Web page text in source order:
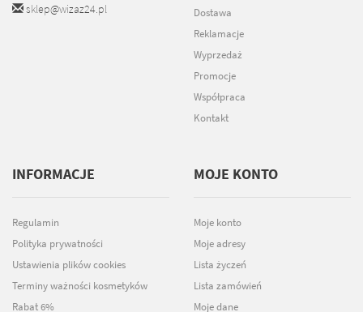
sklep@wizaz24.pl
Dostawa
Reklamacje
Wyprzedaż
Promocje
Współpraca
Kontakt
INFORMACJE
Regulamin
Polityka prywatności
Ustawienia plików cookies
Terminy ważności kosmetyków
Rabat 6%
MOJE KONTO
Moje konto
Moje adresy
Lista życzeń
Lista zamówień
Moje dane